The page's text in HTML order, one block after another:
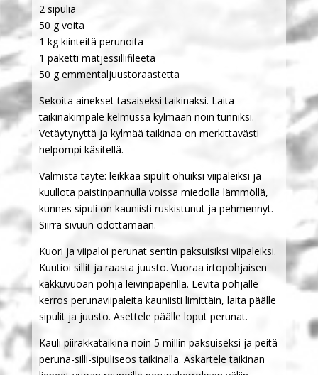
2 sipulia
50 g voita
1 kg kiinteitä perunoita
1 paketti matjessillifileetä
50 g emmentaljuustoraastetta
Sekoita ainekset tasaiseksi taikinaksi. Laita
taikinakimpale kelmussa kylmään noin tunniksi.
Vetäytynyttä ja kylmää taikinaa on merkittävästi
helpompi käsitellä.
Valmista täyte: leikkaa sipulit ohuiksi viipaleiksi ja
kuullota paistinpannulla voissa miedolla lämmöllä,
kunnes sipuli on kauniisti ruskistunut ja pehmennyt.
Siirrä sivuun odottamaan.
Kuori ja viipaloi perunat sentin paksuisiksi viipaleiksi.
Kuutioi sillit ja raasta juusto. Vuoraa irtopohjaisen
kakkuvuoan pohja leivinpaperilla. Levitä pohjalle
kerros perunaviipaleita kauniisti limittäin, laita päälle
sipulit ja juusto. Asettele päälle loput perunat.
Kauli piirakkataikina noin 5 millin paksuiseksi ja peitä
peruna-silli-sipuliseos taikinalla. Askartele taikinan